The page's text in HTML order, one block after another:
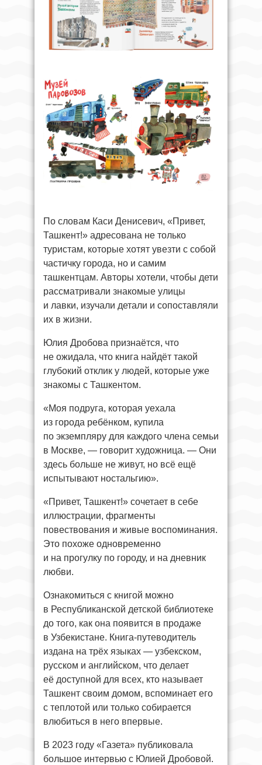
По словам Каси Денисевич, «Привет,
Ташкент!» адресована не только
туристам, которые хотят увезти с собой
частичку города, но и самим
ташкентцам. Авторы хотели, чтобы дети
рассматривали знакомые улицы
и лавки, изучали детали и сопоставляли
их в жизни.
Юлия Дробова признаётся, что
не ожидала, что книга найдёт такой
глубокий отклик у людей, которые уже
знакомы с Ташкентом.
«Моя подруга, которая уехала
из города ребёнком, купила
по экземпляру для каждого члена семьи
в Москве, — говорит художница. — Они
здесь больше не живут, но всё ещё
испытывают ностальгию».
«Привет, Ташкент!» сочетает в себе
иллюстрации, фрагменты
повествования и живые воспоминания.
Это похоже одновременно
и на прогулку по городу, и на дневник
любви.
Ознакомиться с книгой можно
в Республиканской детской библиотеке
до того, как она появится в продаже
в Узбекистане. Книга-путеводитель
издана на трёх языках — узбекском,
русском и английском, что делает
её доступной для всех, кто называет
Ташкент своим домом, вспоминает его
с теплотой или только собирается
влюбиться в него впервые.
В 2023 году «Газета» публиковала
большое интервью с Юлией Дробовой.